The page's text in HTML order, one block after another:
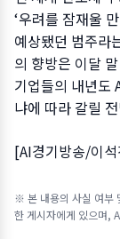
‘우려를 잠재울
예상됐던 범주라
의 향방은 이달
기업들의 내년도
냐에 따라 갈릴
[AI경기방송/이
※ 본 내용의 사실 여부
한 게시자에게 있으며,